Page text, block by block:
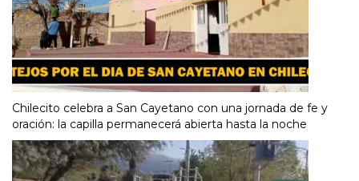
Chilecito celebra a San Cayetano con una jornada de fe y
oración: la capilla permanecerá abierta hasta la noche